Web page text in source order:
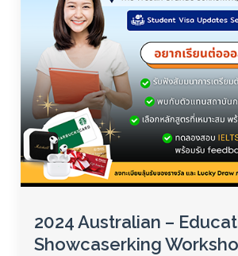
2024 Australian –
Showcaserking